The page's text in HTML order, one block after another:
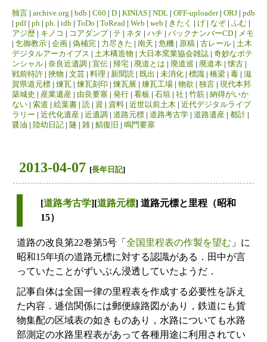
独言 | archive.org | bdb | C60 | D | KINIAS | NDL | OFF-uploader| ORJ | pdb
| pdf| ph | ph. | tdb | ToDo | ToRead | Web | web | きたく | げ | なぞ| ふむ |
アジ歴 | キノコ | コアダンプ| テ | ネタ | ハチ | バックナンバーCD | メモ
| 乞御教示 | 企画 | 偽補完 | 力尽きた | 南天 | 危機 | 原稿 | 古レール | 土木
デジタルアーカイブス | 土木構造物 | 大日本窯業協会雑誌 | 奇妙なポテ
ンシャル | 奈良近遺調 | 宣伝 | 帰宅 | 廃道とは | 廃道巡 | 廃道本 |懐古 |
戦前特許 | 挾物 | 文芸 | 料理 | 新聞読 | 既出 | 未消化 | 標識 | 橋梁 | 毒 | 滋
賀県道元標 | 煉瓦 | 煉瓦刻印 | 煉瓦展 | 煉瓦工場 | 物欲 | 独言 | 現代本邦
築城史 | 産業遺産 | 由良要塞 | 発行 | 看板 | 石垣 | 社 | 竹筋 | 納得がいか
ない | 索道 | 絵葉書 | 読 | 資 | 資料 | 近世以前土木 | 近代デジタルライブ
ラリー | 近代化遺産 | 近遺調 | 道路元標 | 道路考古学 | 道路遺産 | 都計 |
醤油 | 陸幼日記 | 隧 | 雑 | 鯖復旧 | 鳴門要塞
2013-04-07 [長年日記]
[道路考古学][道路元標] 道路元標と里程（昭和
15）
道路の改良第22巻第5号「 全国里程表の作製を望む 」に
昭和15年頃の道路元標に対する認識がある．田中が言
っていたことがずいぶん浸透していたようだ．
記事自体は全国一律の里程表を作成する必要性を訴え
た内容．逓信関係には郵便線路図があり，鉄道にも貨
物集配の区域表の如きものあり，水路についても水路
部測定の水路里程表があって各種用途に利用されてい